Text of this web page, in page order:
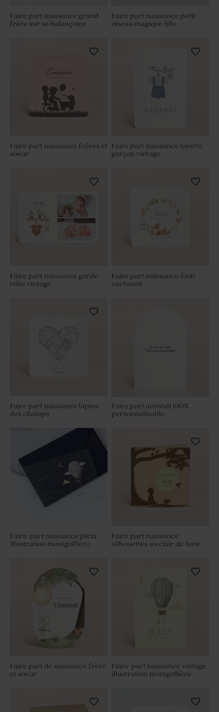
Faire part arrondi 100%
personnalisable
Faire part naissance grand
frère sur sa balançoire
Faire part naissance petit
oiseau magique fille
Faire part naissance frères et
soeur
Faire part naissance layette
garçon vintage
Faire part naissance garde-
robe vintage
Faire part naissance faon
enchanté
Faire part naissance lapins
des champs
Faire-part naissance plexi
illustration montgolfière
Faire part naissance
silhouettes au clair de lune
Faire part de naissance frère
et soeur
Faire-part naissance vintage
illustration montgolfière